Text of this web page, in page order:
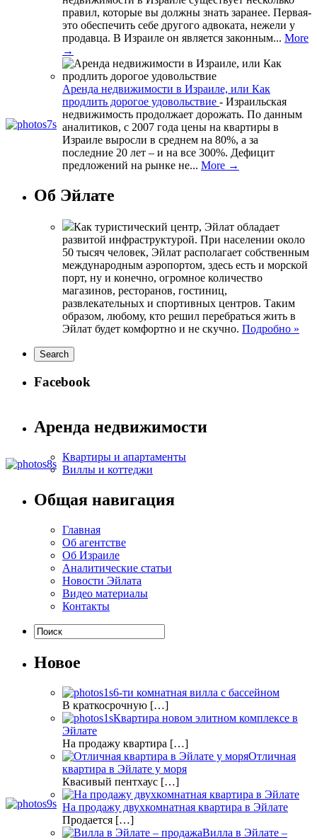
правил, которые вы должны знать заранее. Первая-
это обеспечить себе другого адвоката, нежели у
продавца. В Израиле он является законным... More
→
Аренда недвижимости в Израиле, или Как
продлить дорогое удовольствие - Израильская
недвижимость продолжает дорожать. По данным
аналитиков, с 2007 года цены на квартиры в
Израиле выросли в среднем на 80%, а за
последние 20 лет – и на все 300%. Дефицит
предложений на рынке не... More →
Об Эйлате
Как туристический центр, Эйлат обладает
развитой инфраструктурой. При населении около
50 тысяч человек, Эйлат располагает собственным
международным аэропортом, здесь есть и морской
порт, ну и конечно, огромное количество
магазинов, ресторанов, гостиниц,
развлекательных и спортивных центров. Таким
образом, любому, кто решил перебраться жить в
Эйлат будет комфортно и не скучно. Подробно »
Facebook
Аренда недвижимости
Квартиры и апартаменты
Виллы и коттеджи
Общая навигация
Главная
Об агентстве
Об Израиле
Аналитические статьи
Новости Эйлата
Видео материалы
Контакты
Новое
6-ти комнатная вилла с бассейном
В краткосрочную […]
Квартира новом элитном комплексе в
Эйлате
На продажу квартира […]
Отличная
квартира в Эйлате у моря
Квасивый пентхаус […]
На продажу двухкомнатная квартира в Эйлате
Продается […]
Вилла в Эйлате –